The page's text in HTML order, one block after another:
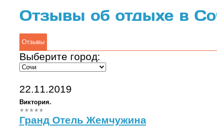
Отзывы об отдыхе в
Отзывы
Выберите город:
22.11.2019
Виктория.
Гранд Отель Жемчужина